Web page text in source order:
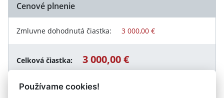
Cenové plnenie
Zmluvne dohodnutá čiastka: 3 000,00 €
Celková čiastka: 3 000,00 €
Používame cookies!